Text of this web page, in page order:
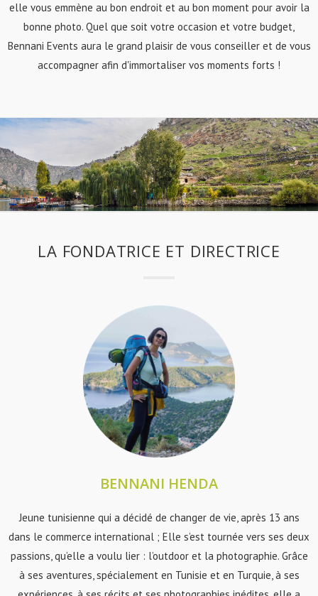
elle vous emmène au bon endroit et au bon moment pour avoir la
bonne photo. Quel que soit votre occasion et votre budget,
Bennani Events aura le grand plaisir de vous conseiller et de vous
accompagner afin d'immortaliser vos moments forts !
LA FONDATRICE ET DIRECTRICE
BENNANI HENDA
Jeune tunisienne qui a décidé de changer de vie, après 13 ans
dans le commerce international ; Elle s’est tournée vers ses deux
passions, qu’elle a voulu lier : l’outdoor et la photographie. Grâce
à ses aventures, spécialement en Tunisie et en Turquie, à ses